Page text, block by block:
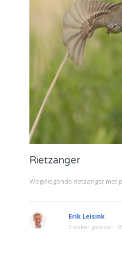
Rietzanger
Wegvliegende rietzanger met
Erik Leisink
3 weken geleden